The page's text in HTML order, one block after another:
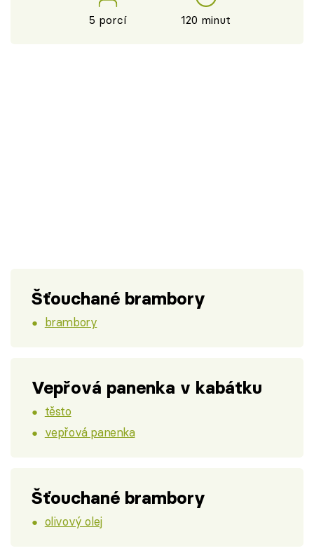
5 porcí 120 minut
Šťouchané brambory
brambory
Vepřová panenka v kabátku
těsto
vepřová panenka
Šťouchané brambory
olivový olej